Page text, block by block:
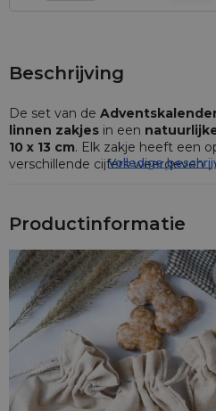
Beschrijving
De set van de
linnen zakjes in een
10 x 13 cm. Elk zakje heeft een
verschillende cijfers weergeven
voorstellen en een jute touwtje
de muur kunt ophangen, bv.
Wij bieden een complete set
origineleadventskalenderkunt
afzonderlijke componenten
een gemeenschappelijke
deze prachtige gewoonte, om
begin van de Advent tot
dan 100 jaar een traditie is, dit
zijn !
Het hier gepresenteerde
Volledige
Productinformatie